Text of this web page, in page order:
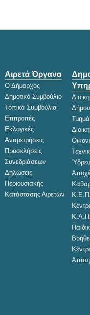
Αιρετά Όργανα
Ο Δήμαρχος
Δημοτικό Συμβούλιο
Τοπικά Συμβούλια
Επιτροπές
Εκλογικές
Αναμετρήσεις
Προσκλήσεις
Συνεδριάσεων
Δηλώσεις
Περιουσιακής
Κατάστασης Αιρετών
Δήμου